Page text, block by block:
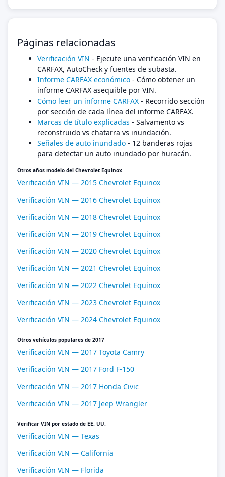
Páginas relacionadas
Verificación VIN - Ejecute una verificación VIN en
CARFAX, AutoCheck y fuentes de subasta.
Informe CARFAX económico - Cómo obtener un
informe CARFAX asequible por VIN.
Cómo leer un informe CARFAX - Recorrido sección
por sección de cada línea del informe CARFAX.
Marcas de título explicadas - Salvamento vs
reconstruido vs chatarra vs inundación.
Señales de auto inundado - 12 banderas rojas
para detectar un auto inundado por huracán.
Otros años modelo del Chevrolet Equinox
Verificación VIN — 2015 Chevrolet Equinox
Verificación VIN — 2016 Chevrolet Equinox
Verificación VIN — 2018 Chevrolet Equinox
Verificación VIN — 2019 Chevrolet Equinox
Verificación VIN — 2020 Chevrolet Equinox
Verificación VIN — 2021 Chevrolet Equinox
Verificación VIN — 2022 Chevrolet Equinox
Verificación VIN — 2023 Chevrolet Equinox
Verificación VIN — 2024 Chevrolet Equinox
Otros vehículos populares de 2017
Verificación VIN — 2017 Toyota Camry
Verificación VIN — 2017 Ford F-150
Verificación VIN — 2017 Honda Civic
Verificación VIN — 2017 Jeep Wrangler
Verificar VIN por estado de EE. UU.
Verificación VIN — Texas
Verificación VIN — California
Verificación VIN — Florida